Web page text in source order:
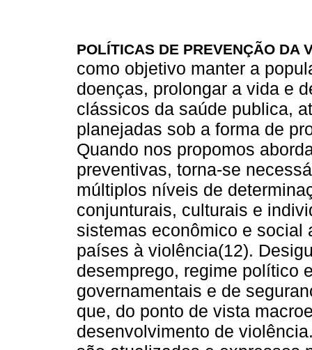
POLÍTICAS DE PREVENÇÃO DA
como objetivo manter a
doenças, prolongar a vida e
clássicos da saúde publica,
planejadas sob a forma de
Quando nos propomos
preventivas, torna-se
múltiplos níveis de
conjunturais, culturais e
sistemas econômico e social
países à violência(12).
desemprego, regime político
governamentais e de
que, do ponto de vista
desenvolvimento de